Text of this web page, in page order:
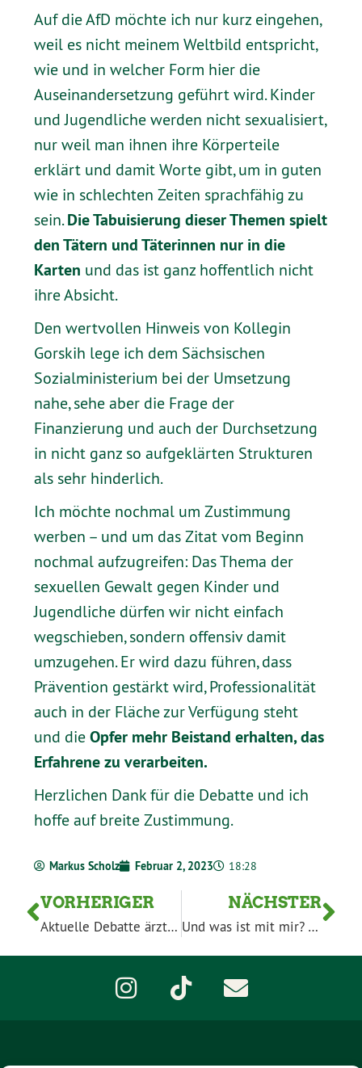
Auf die AfD möchte ich nur kurz eingehen,
weil es nicht meinem Weltbild entspricht,
wie und in welcher Form hier die
Auseinandersetzung geführt wird. Kinder
und Jugendliche werden nicht sexualisiert,
nur weil man ihnen ihre Körperteile
erklärt und damit Worte gibt, um in guten
wie in schlechten Zeiten sprachfähig zu
sein.Die Tabuisierung dieser Themen spielt
den Tätern und Täterinnen nur in die
Karten und das ist ganz hoffentlich nicht
ihre Absicht.
Den wertvollen Hinweis von Kollegin
Gorskih lege ich dem Sächsischen
Sozialministerium bei der Umsetzung
nahe, sehe aber die Frage der
Finanzierung und auch der Durchsetzung
in nicht ganz so aufgeklärten Strukturen
als sehr hinderlich.
Ich möchte nochmal um Zustimmung
werben – und um das Zitat vom Beginn
nochmal aufzugreifen: Das Thema der
sexuellen Gewalt gegen Kinder und
Jugendliche dürfen wir nicht einfach
wegschieben, sondern offensiv damit
umzugehen. Er wird dazu führen, dass
Prävention gestärkt wird, Professionalität
auch in der Fläche zur Verfügung steht
und dieOpfer mehr Beistand erhalten, das
Erfahrene zu verarbeiten.
Herzlichen Dank für die Debatte und ich
hoffe auf breite Zustimmung.
Markus Scholz Februar 2, 2023 18:28
VORHERIGER
Aktuelle Debatte ärztliche Versorgung: „Wir sollten junge Menschen für unser Land begeistern und sie nicht mit veralteten Weltbildern abschrecken“
NÄCHSTER
Und was ist mit mir? – Wie können wir echte Kinder- und Jugendbeteiligung in der Lausitz gestalten?